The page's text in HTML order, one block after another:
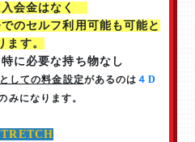
入会金はなく
のセルフ利用可能も可能と
ます。
に必要な持ち物なし
しての料金設定があるのは ４D
みになります。